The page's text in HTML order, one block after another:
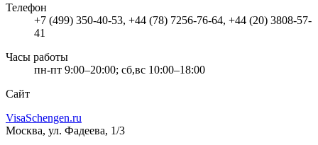
Телефон
+7 (499) 350-40-53, +44 (78) 7256-76-64, +44 (20) 3808-57-
41
Часы работы
пн-пт 9:00–20:00; сб,вс 10:00–18:00
Сайт
VisaSchengen.ru
Москва, ул. Фадеева, 1/3